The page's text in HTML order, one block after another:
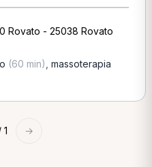
Rovato - 25038 Rovato
(60 min) massoterapia
1 →